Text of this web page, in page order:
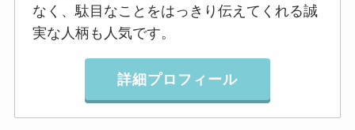
なく、駄目なことをはっきり伝えてくれる誠
実な人柄も人気です。
詳細プロフィール